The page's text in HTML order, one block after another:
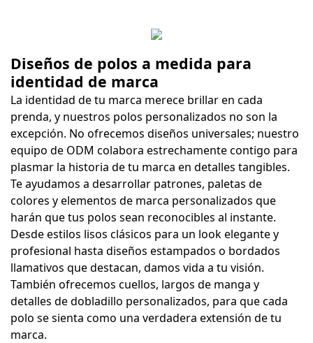
Diseños de polos a medida para
identidad de marca
La identidad de tu marca merece brillar en cada
prenda, y nuestros polos personalizados no son la
excepción. No ofrecemos diseños universales; nuestro
equipo de ODM colabora estrechamente contigo para
plasmar la historia de tu marca en detalles tangibles.
Te ayudamos a desarrollar patrones, paletas de
colores y elementos de marca personalizados que
harán que tus polos sean reconocibles al instante.
Desde estilos lisos clásicos para un look elegante y
profesional hasta diseños estampados o bordados
llamativos que destacan, damos vida a tu visión.
También ofrecemos cuellos, largos de manga y
detalles de dobladillo personalizados, para que cada
polo se sienta como una verdadera extensión de tu
marca.